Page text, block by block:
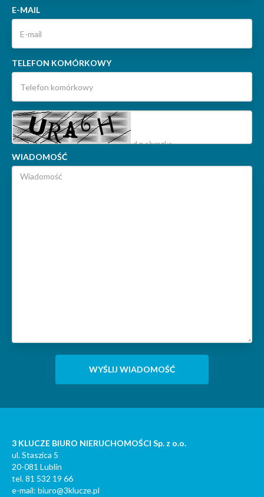
E-MAIL
TELEFON KOMÓRKOWY
WIADOMOŚĆ
3 KLUCZE BIURO NIERUCHOMOŚCI Sp. z o.o.
ul. Staszica 5
20-081 Lublin
tel. 81 532 19 66
e-mail: biuro@3klucze.pl